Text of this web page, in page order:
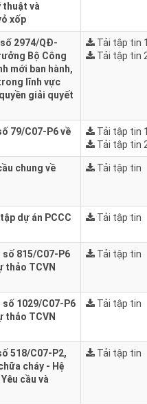
thuật và
xốp
2974/QĐ-
Bộ Công
mới ban hành,
lĩnh vực
giải quyết
Tải tập tin 1
Tải tập tin
79/C07-P6 về
Tải tập tin 1
Tải tập tin
chung về
Tải tập tin
dự án PCCC
Tải tập tin
số 815/C07-P6
thảo TCVN
Tải tập tin
1029/C07-P6
thảo TCVN
Tải tập tin
518/C07-P2,
cháy - Hệ
cầu và
Tải tập tin